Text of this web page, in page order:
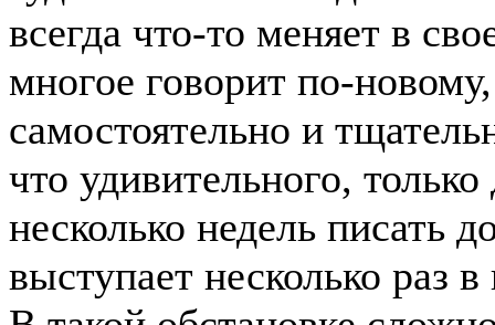
всегда что-то меняет в
многое говорит по-
самостоятельно и
что удивительного,
несколько недель писать
выступает несколько раз